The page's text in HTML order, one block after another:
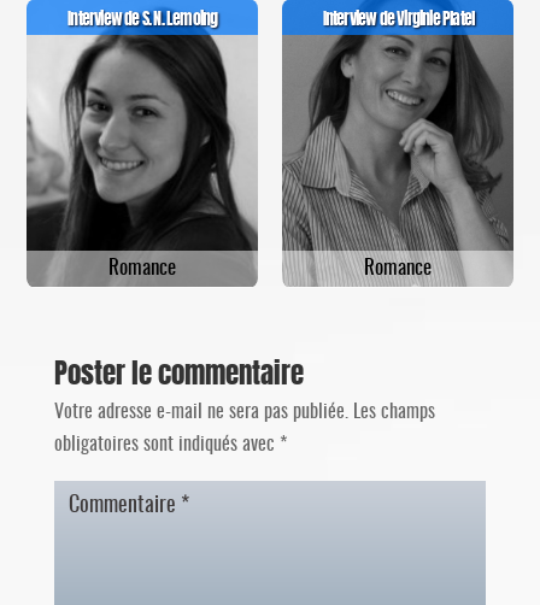
Interview de S. N. Lemoing
Romance
Interview de Virginie Platel
Romance
Poster le commentaire
Votre adresse e-mail ne sera pas publiée.
Les champs
obligatoires sont indiqués avec *